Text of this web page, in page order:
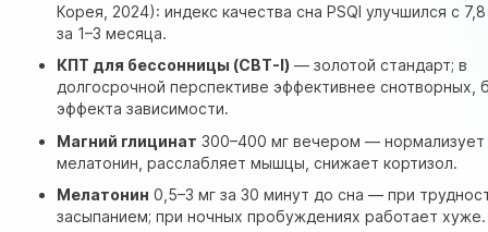
Корея, 2024): индекс качества сна PSQI улучшился с
за 1–3 месяца.
КПТ для бессонницы (CBT-I) — золотой стандарт; в
долгосрочной перспективе эффективнее снотворных,
эффекта зависимости.
Магний глицинат 300–400 мг вечером — нормализует
мелатонин, расслабляет мышцы, снижает кортизол.
Мелатонин 0,5–3 мг за 30 минут до сна — при
засыпанием; при ночных пробуждениях работает хуже.